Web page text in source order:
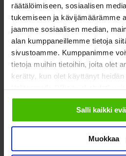
räätälöimiseen, sosiaalisen
tukemiseen ja kävijämäärämme
jaamme sosiaalisen median,
alan kumppaneillemme tietoja
sivustoamme. Kumppanimme
tietoja muihin tietoihin, joita olet
kerätty, kun olet käyttänyt heidän
Valitsemalla "Yksityiskohdat"
evästeisiin.
Salli kaikki
Muokkaa
In English
Tietoa järjestöistä